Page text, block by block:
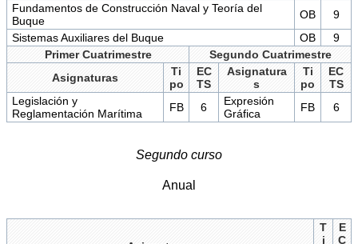
Fundamentos de Construcción Naval y Teoría del
Buque
OB
9
Sistemas Auxiliares del Buque
OB
9
Primer Cuatrimestre
Segundo Cuatrimestre
Asignaturas
Ti
po
EC
TS
Asignatura
s
Ti
po
EC
TS
Legislación y
Reglamentación Marítima
FB 6
Expresión
Gráfica
FB 6
Segundo curso
Anual
T
i
E
C